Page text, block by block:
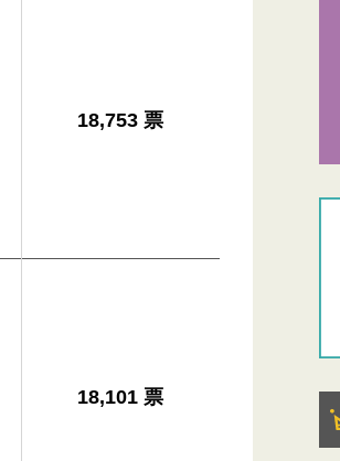
18,753 票
18,101 票